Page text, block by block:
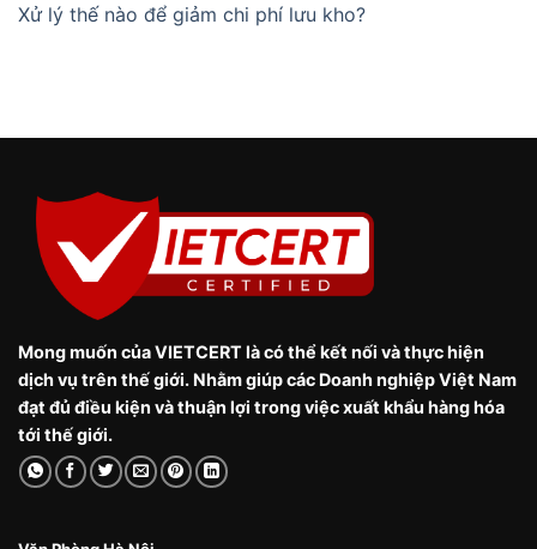
Xử lý thế nào để giảm chi phí lưu kho?
Mong muốn của VIETCERT là có thể kết nối và thực hiện
dịch vụ trên thế giới. Nhằm giúp các Doanh nghiệp Việt Nam
đạt đủ điều kiện và thuận lợi trong việc xuất khẩu hàng hóa
tới thế giới.